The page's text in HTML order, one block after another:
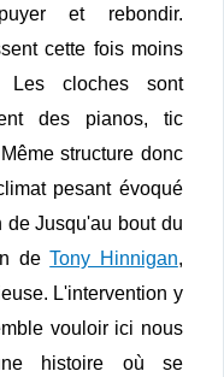
et rebondir.
cette fois moins
Les cloches sont
des pianos, tic
structure donc
pesant évoqué
de Jusqu'au bout du
deTony Hinnigan,
L'intervention y
vouloir ici nous
histoire où se